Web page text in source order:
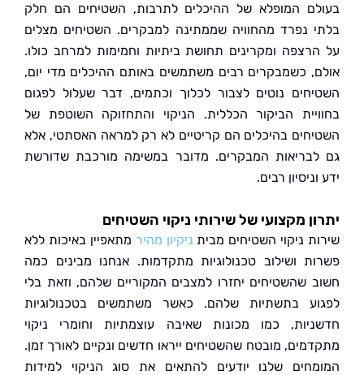
המופלא של ההיכלים לתרבות, השטיחים הם חלק
נפרד מהחוויה שממתינה למבקרים. השטיחים מצלים
ומקרינים תחושת ביתיות וחמימות למרחב כולו.
כשמבקרים רבים משתמשים באותם ההיכלים מדי יום,
נוטים לצבור לכלוך וכתמים, דבר שעלול לפגום
הביקור הכללית. הניקוי והתחזוקה השוטפת של
בהיכלים הם קריטיים לא רק למראה האסתטי, אלא
המבקרים. מדובר במשימה מורכבת שדורשת
רבים.
מקצועי של שירותי ניקוי השטיחים
ניקוי השטיחים מביתניקיון מהירמתאפיין באיכות ללא
ושילוב טכנולוגיות מתקדמות. אנחנו מבינים כמה
שהשטיחים יחזרו למצבים המקוריים שלהם, וזאת בלי
בתשתיות שלהם. כאשר משתמשים בטכנולוגיות
כמו מכונות שאיבה עוצמתיות וחומרי ניקוי
מובטח שהשטיחים ייראו חדשים ונקיים לאורך זמן.
שלנו יודעים להתאים את סוג הניקוי למידות